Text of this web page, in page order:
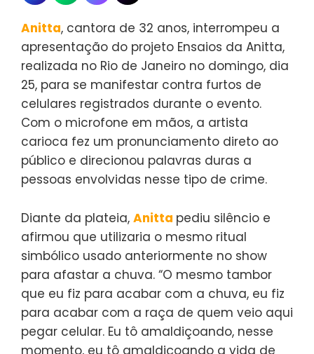
Anitta, cantora de 32 anos, interrompeu a
apresentação do projeto Ensaios da Anitta,
realizada no Rio de Janeiro no domingo, dia
25, para se manifestar contra furtos de
celulares registrados durante o evento.
Com o microfone em mãos, a artista
carioca fez um pronunciamento direto ao
público e direcionou palavras duras a
pessoas envolvidas nesse tipo de crime.
Diante da plateia, Anitta pediu silêncio e
afirmou que utilizaria o mesmo ritual
simbólico usado anteriormente no show
para afastar a chuva. “O mesmo tambor
que eu fiz para acabar com a chuva, eu fiz
para acabar com a raça de quem veio aqui
pegar celular. Eu tô amaldiçoando, nesse